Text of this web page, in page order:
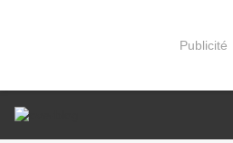
Publicité